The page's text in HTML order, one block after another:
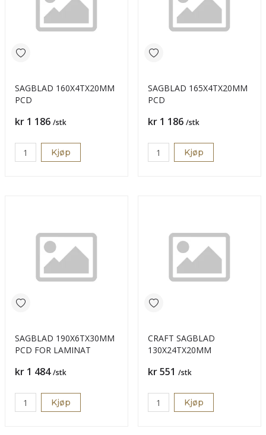
SAGBLAD 160X4TX20MM
PCD
Pris
kr 1 186 /stk
Kjøp
SAGBLAD 165X4TX20MM
PCD
Pris
kr 1 186 /stk
Kjøp
SAGBLAD 190X6TX30MM
PCD FOR LAMINAT
Pris
kr 1 484 /stk
Kjøp
CRAFT SAGBLAD
130X24TX20MM
Pris
kr 551 /stk
Kjøp